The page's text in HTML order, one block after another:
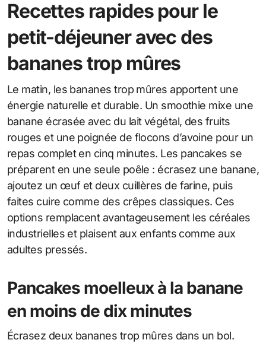
Recettes rapides pour le
petit-déjeuner avec des
bananes trop mûres
Le matin, les bananes trop mûres apportent une
énergie naturelle et durable. Un smoothie mixe une
banane écrasée avec du lait végétal, des fruits
rouges et une poignée de flocons d’avoine pour un
repas complet en cinq minutes. Les pancakes se
préparent en une seule poêle : écrasez une banane,
ajoutez un œuf et deux cuillères de farine, puis
faites cuire comme des crêpes classiques. Ces
options remplacent avantageusement les céréales
industrielles et plaisent aux enfants comme aux
adultes pressés.
Pancakes moelleux à la banane
en moins de dix minutes
Écrasez deux bananes trop mûres dans un bol.